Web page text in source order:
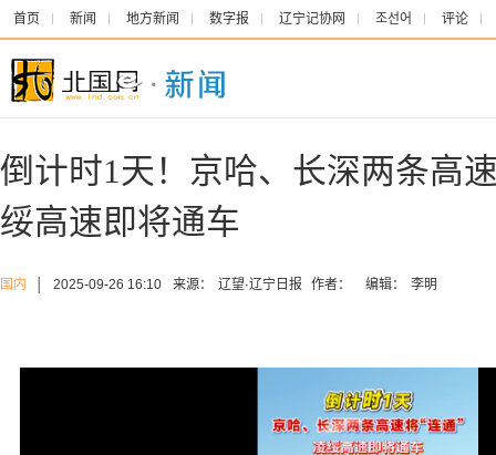
首页 新闻 地方新闻 数字报 辽宁记协网 조선어 评论
倒计时1天！京哈、长深两条高
绥高速即将通车
国内 2025-09-26 16:10 来源： 辽望·辽宁日报 作者： 编辑： 李明